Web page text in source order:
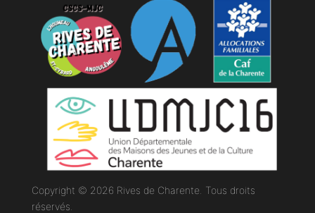
Copyright © 2026 Rives de Charente. Tous droits
réservés.